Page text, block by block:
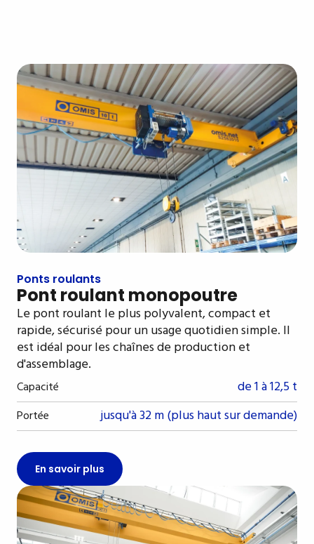
Ponts roulants
Pont roulant monopoutre
Le pont roulant le plus polyvalent, compact et
rapide, sécurisé pour un usage quotidien simple. Il
est idéal pour les chaînes de production et
d'assemblage.
Capacité de 1 à 12,5 t
Portée jusqu'à 32 m (plus haut sur demande)
En savoir plus